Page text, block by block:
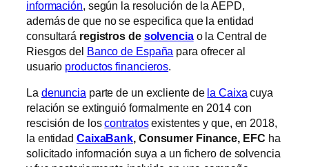
información, según la resolución de la AEPD,
además de que no se especifica que la entidad
consultará registros de solvenciao la Central de
Riesgos del Banco de España para ofrecer al
usuario productos financieros.
La denuncia parte de un excliente de la Caixa cuya
relación se extinguió formalmente en 2014 con
rescisión de loscontratosexistentes y que, en 2018,
la entidad CaixaBank, Consumer Finance, EFC ha
solicitado información suya a un fichero de solvencia